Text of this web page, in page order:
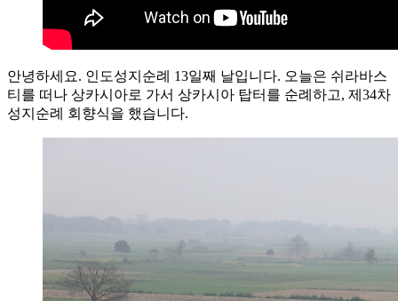
안녕하세요. 인도성지순례 13일째 날입니다. 오늘은 쉬라바스
티를 떠나 상카시아로 가서 상카시아 탑터를 순례하고, 제34차
성지순례 회향식을 했습니다.